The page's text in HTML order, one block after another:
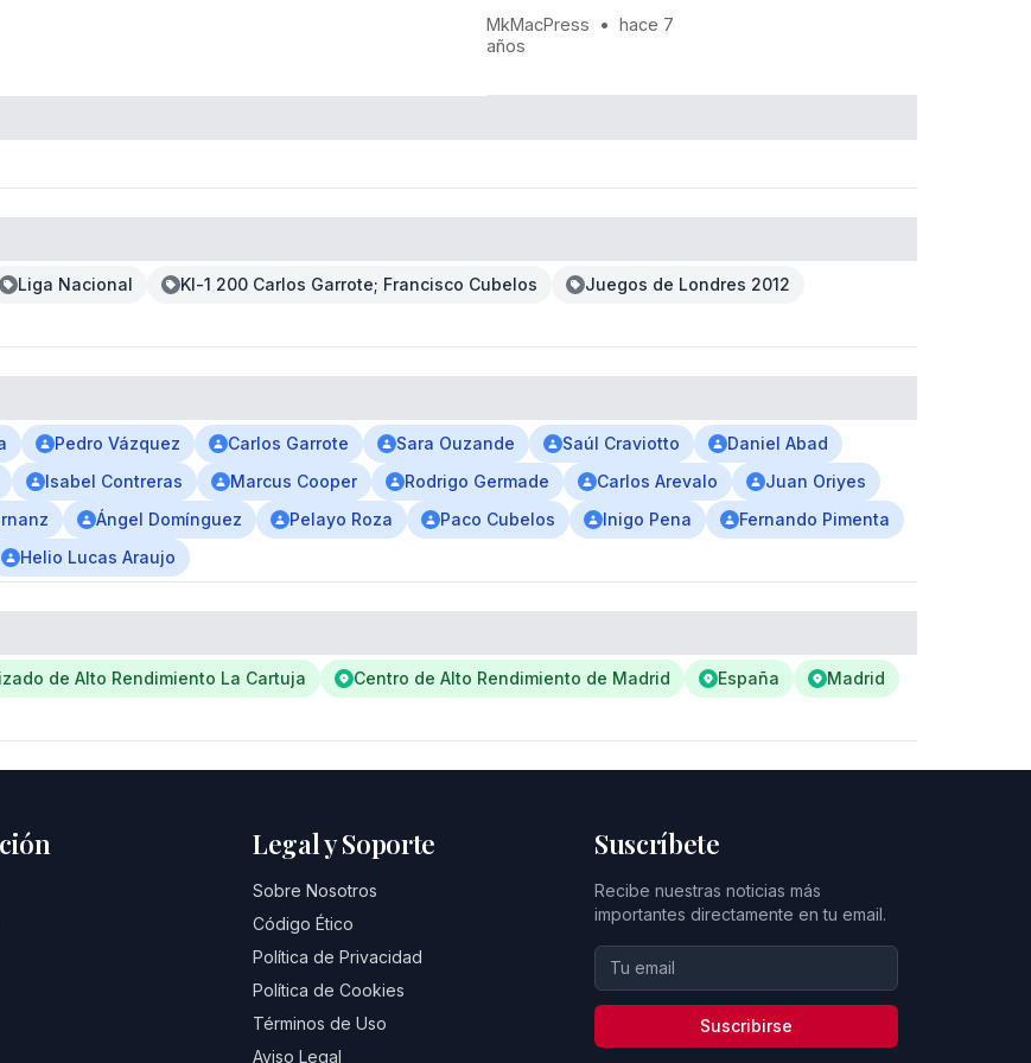
MkMacPress •
hace 7
años
Liga Nacional Kl-1 200 Carlos Garrote; Francisco Cubelos
Juegos de Londres 2012
Pedro Vázquez Carlos Garrote Sara Ouzande Saúl Craviotto
Daniel Abad
Isabel Contreras Marcus Cooper Rodrigo Germade Carlos Arevalo
Juan Oriyes
Ángel Domínguez Pelayo Roza Paco Cubelos Inigo Pena
Fernando Pimenta
Helio Lucas Araujo
de Alto Rendimiento La Cartuja Centro de Alto Rendimiento de Madrid España
Madrid
Legal y Soporte
Sobre Nosotros
Código Ético
Política de Privacidad
Política de Cookies
Términos de Uso
Aviso Legal
Suscríbete
Recibe nuestras noticias más
importantes directamente en tu email.
Suscribirse